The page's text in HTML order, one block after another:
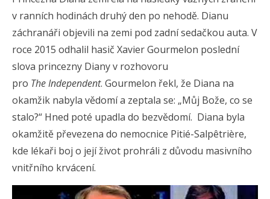
v ranních hodinách druhý den po nehodě. Dianu
záchranáři objevili na zemi pod zadní sedačkou auta. V
roce 2015 odhalil hasič Xavier Gourmelon poslední
slova princezny Diany v rozhovoru
pro TheIndependent. Gourmelon řekl, že Diana na
okamžik nabyla vědomí a zeptala se: „Můj Bože, co se
stalo?“ Hned poté upadla do bezvědomí. Diana byla
okamžitě převezena do nemocnice Pitié-Salpêtrière,
kde lékaři boj o její život prohráli z důvodu masivního
vnitřního krvácení.